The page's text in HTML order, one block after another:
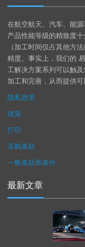
在航空航天、汽车、能
产品性能等级的精致度
（加工时间仅占其他方
精度。事实上，我们的
工解决方案系列可以触
加工和完善，从而提供可
隐私政策
政策
打印
采购条款
一般条款和条件
最新文章